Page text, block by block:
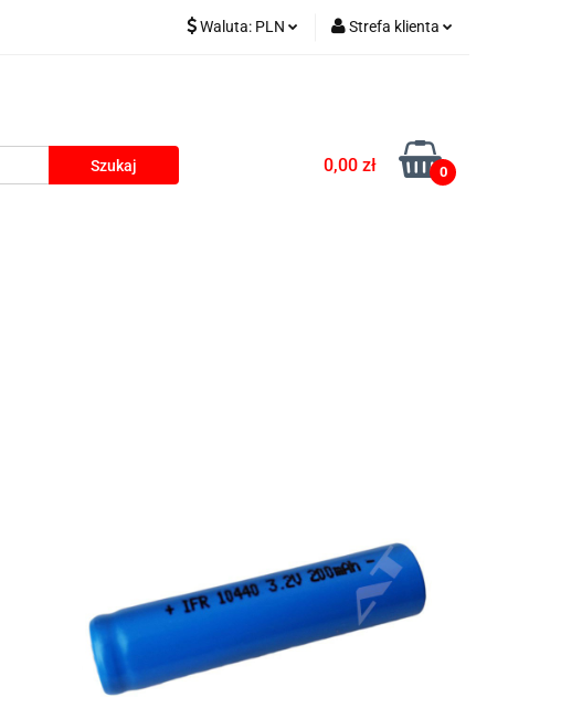
Waluta: PLN Strefa klienta
Dodaj zgłoszenie
Zgody cookies
0,00 zł 0
Akumulatorki na USB